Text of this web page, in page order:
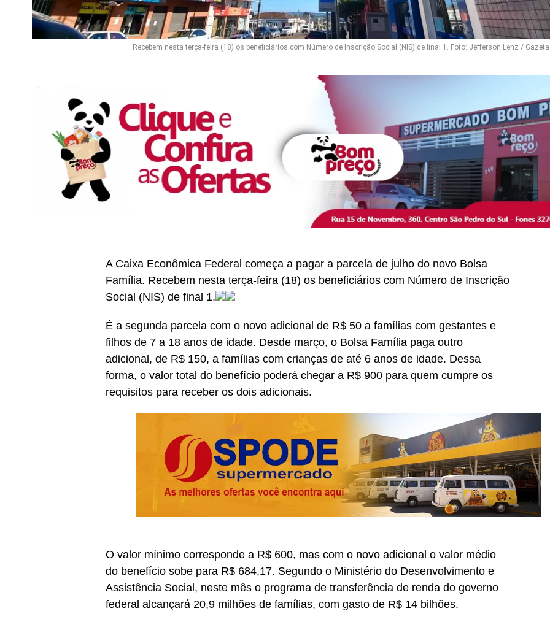
Recebem nesta terça-feira (18) os beneficiários com Número de Inscrição Social (NIS) de final 1. Foto: Jefferson Lenz /
A Caixa Econômica Federal começa a pagar a parcela de julho do novo Bolsa
Família. Recebem nesta terça-feira (18) os beneficiários com Número de Inscrição
Social (NIS) de final 1.
É a segunda parcela com o novo adicional de R$ 50 a famílias com gestantes e
filhos de 7 a 18 anos de idade. Desde março, o Bolsa Família paga outro
adicional, de R$ 150, a famílias com crianças de até 6 anos de idade. Dessa
forma, o valor total do benefício poderá chegar a R$ 900 para quem cumpre os
requisitos para receber os dois adicionais.
O valor mínimo corresponde a R$ 600, mas com o novo adicional o valor médio
do benefício sobe para R$ 684,17. Segundo o Ministério do Desenvolvimento e
Assistência Social, neste mês o programa de transferência de renda do governo
federal alcançará 20,9 milhões de famílias, com gasto de R$ 14 bilhões.